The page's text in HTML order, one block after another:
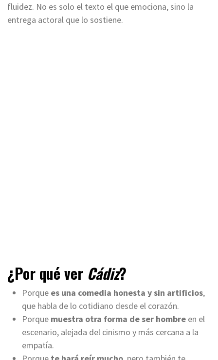
fluidez. No es solo el texto el que emociona, sino la
entrega actoral que lo sostiene.
¿Por qué ver Cádiz?
Porque es una comedia honesta y sin artificios,
que habla de lo cotidiano desde el corazón.
Porque muestra otra forma de ser hombre en el
escenario, alejada del cinismo y más cercana a la
empatía.